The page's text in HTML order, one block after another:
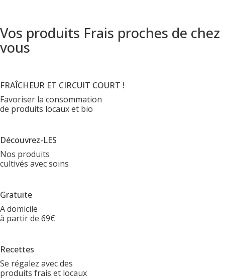
Vos produits Frais proches de chez
vous
FRAÎCHEUR ET CIRCUIT COURT !
Favoriser la consommation
de produits locaux et bio
Découvrez-LES
Nos produits
cultivés avec soins
Gratuite
A domicile
à partir de 69€
Recettes
Se régalez avec des
produits frais et locaux